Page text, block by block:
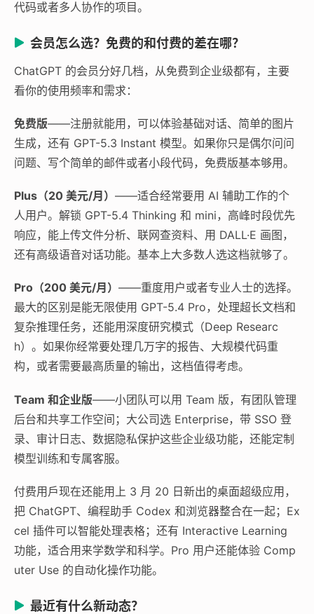
代码或者多人协作的项目。
会员怎么选？免费的和付费的差在哪？
ChatGPT 的会员分好几档，从免费到企业级都有，主要
看你的使用频率和需求：
免费版——注册就能用，可以体验基础对话、简单的图片
生成，还有 GPT-5.3 Instant 模型。如果你只是偶尔问问
问题、写个简单的邮件或者小段代码，免费版基本够用。
Plus（20 美元/月） ——适合经常要用 AI 辅助工作的个
人用户。解锁 GPT-5.4 Thinking 和 mini，高峰时段优先
响应，能上传文件分析、联网查资料、用 DALL·E 画图，
还有高级语音对话功能。基本上大多数人选这档就够了。
Pro（200 美元/月） ——重度用户或者专业人士的选择。
最大的区别是能无限使用 GPT-5.4 Pro，处理超长文档和
复杂推理任务，还能用深度研究模式（Deep Researc
h）。如果你经常要处理几万字的报告、大规模代码重
构，或者需要最高质量的输出，这档值得考虑。
Team 和企业版——小团队可以用 Team 版，有团队管理
后台和共享工作空间；大公司选 Enterprise，带 SSO 登
录、审计日志、数据隐私保护这些企业级功能，还能定制
模型训练和专属客服。
付费用戶现在还能用上 3 月 20 日新出的桌面超级应用，
把 ChatGPT、编程助手 Codex 和浏览器整合在一起；Ex
cel 插件可以智能处理表格；还有 Interactive Learning
功能，适合用来学数学和科学。Pro 用户还能体验 Comp
uter Use 的自动化操作功能。
最近有什么新动态？